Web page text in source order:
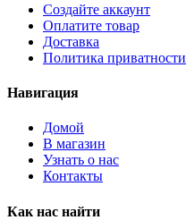
Создайте аккаунт
Оплатите товар
Доставка
Политика приватности
Навигация
Домой
В магазин
Узнать о нас
Контакты
Как нас найти